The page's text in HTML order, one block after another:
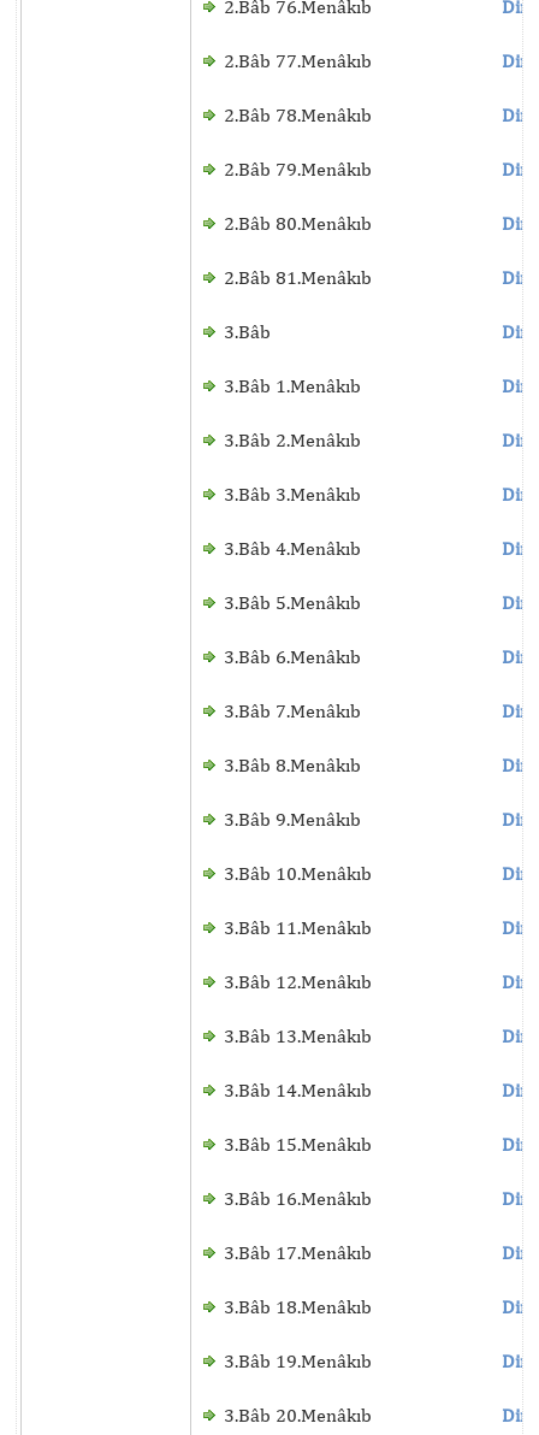
2.Bâb 76.Menâkıb
2.Bâb 77.Menâkıb
2.Bâb 78.Menâkıb
2.Bâb 79.Menâkıb
2.Bâb 80.Menâkıb
2.Bâb 81.Menâkıb
3.Bâb
3.Bâb 1.Menâkıb
3.Bâb 2.Menâkıb
3.Bâb 3.Menâkıb
3.Bâb 4.Menâkıb
3.Bâb 5.Menâkıb
3.Bâb 6.Menâkıb
3.Bâb 7.Menâkıb
3.Bâb 8.Menâkıb
3.Bâb 9.Menâkıb
3.Bâb 10.Menâkıb
3.Bâb 11.Menâkıb
3.Bâb 12.Menâkıb
3.Bâb 13.Menâkıb
3.Bâb 14.Menâkıb
3.Bâb 15.Menâkıb
3.Bâb 16.Menâkıb
3.Bâb 17.Menâkıb
3.Bâb 18.Menâkıb
3.Bâb 19.Menâkıb
3.Bâb 20.Menâkıb